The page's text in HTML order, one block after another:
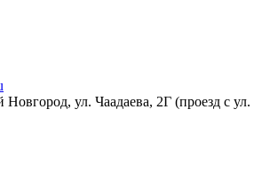
ул. Чаадаева, 2Г (проезд с ул.